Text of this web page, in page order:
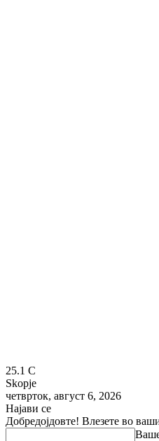
25.1 C
Skopje
четврток, август 6, 2026
Најави се
Добредојдовте! Влезете во